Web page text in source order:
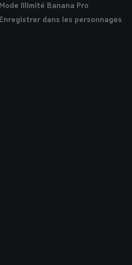
Mode Illimité Banana Pro
Enregistrer dans les personnages